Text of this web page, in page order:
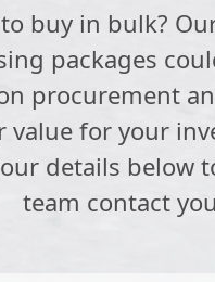
buy in bulk?
packages
procurement
value for your
details below
team contact